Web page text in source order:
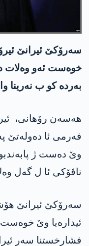
سه‌رۆكێ ئیرانێ
خوه‌ست ئه‌و وه‌لات
به‌رده‌ كو ب نه‌رینا
هه‌سه‌ن رۆهانی،
فه‌رمی ئا ده‌وله‌تێ
وێ ده‌ست ژ
ناڤۆكی ئا ل گه‌ل وه‌لاتێن 5+1
سه‌رۆكێ ئیرانێ
ئیداره‌یا وێ
فشارخستنا سه‌ر